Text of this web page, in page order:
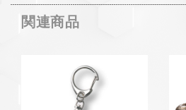
関連商品